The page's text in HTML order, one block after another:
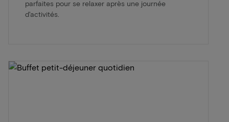
parfaites pour se relaxer après une journée
d'activités.